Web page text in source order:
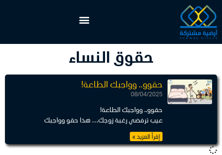
حقوق النساء
حقوو.. وواجبك الطاعة!
08/04/2025
حقوو.. وواجبك الطاعة!
عيب ترفضي رغبة زوجك… هذا حقو وواجبك
إقرأ المزيد »